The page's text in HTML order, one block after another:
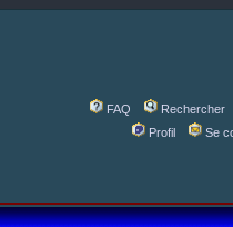
FAQ
Rechercher
Profil
Se